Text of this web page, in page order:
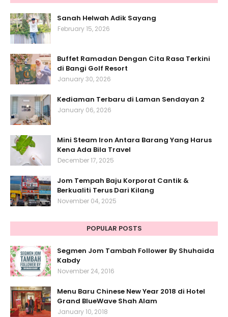
Sanah Helwah Adik Sayang
February 15, 2026
Buffet Ramadan Dengan Cita Rasa Terkini
di Bangi Golf Resort
January 30, 2026
Kediaman Terbaru di Laman Sendayan 2
January 06, 2026
Mini Steam Iron Antara Barang Yang Harus
Kena Ada Bila Travel
December 17, 2025
Jom Tempah Baju Korporat Cantik &
Berkualiti Terus Dari Kilang
November 04, 2025
POPULAR POSTS
Segmen Jom Tambah Follower By Shuhaida
Kabdy
November 24, 2016
Menu Baru Chinese New Year 2018 di Hotel
Grand BlueWave Shah Alam
January 10, 2018